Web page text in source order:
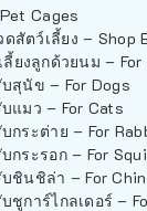
Cages
สัตว์เลี้ยง – Shop
ยงลูกด้วยนม – For
สุนัข – For Dogs
แมว – For Cats
กระต่าย – For
กระรอก – For
ชินชิล่า – For
ชูการ์ไกลเดอร์ –